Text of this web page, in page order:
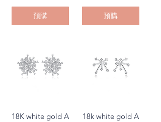
預購 預購
18K white gold A
18k white gold A